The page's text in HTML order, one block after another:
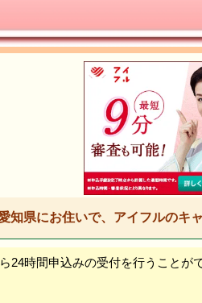
知県にお住いで、アイフルのキ
24時間申込みの受付を行うこと